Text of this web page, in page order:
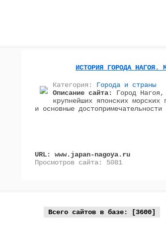
ИСТОРИЯ ГОРОДА НАГОЯ.
Категория: Города и страны
Описание сайта: Город
крупнейших японских
и основные
URL: www.japan-nagoya.ru
Просмотров сайта: 5081
Всего сайтов в базе: [3600]